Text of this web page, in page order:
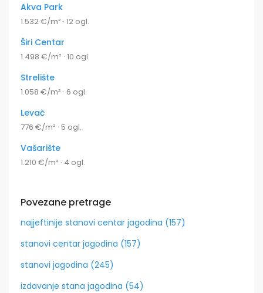
Akva Park
1.532 €/m² · 12 ogl.
Širi Centar
1.498 €/m² · 10 ogl.
Strelište
1.058 €/m² · 6 ogl.
Levač
776 €/m² · 5 ogl.
Vašarište
1.210 €/m² · 4 ogl.
Povezane pretrage
najjeftinije stanovi centar jagodina (157)
stanovi centar jagodina (157)
stanovi jagodina (245)
izdavanje stana jagodina (54)